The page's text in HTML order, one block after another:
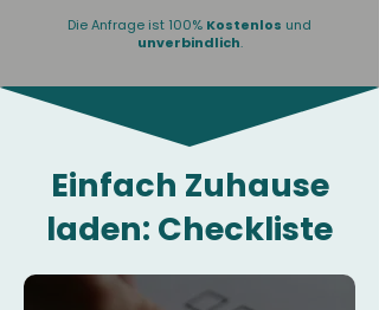
Die Anfrage ist 100% Kostenlos und
unverbindlich.
Einfach Zuhause
laden: Checkliste